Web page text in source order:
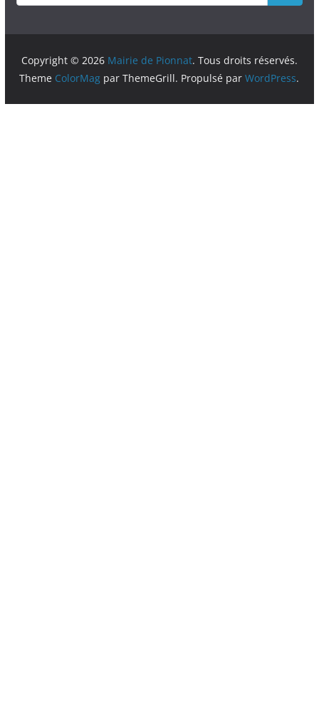
Copyright © 2026 Mairie de Pionnat. Tous droits réservés.
Theme ColorMag par ThemeGrill. Propulsé parWordPress.